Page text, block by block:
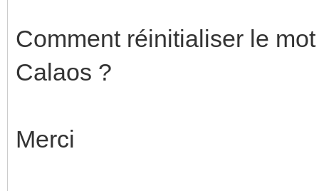
Comment réinitialiser le
Calaos ?
Merci